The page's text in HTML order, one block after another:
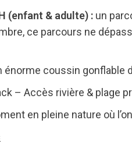
(enfant & adulte) : un
ce parcours ne
énorme coussin gonflable
– Accès rivière & plage
en pleine nature où